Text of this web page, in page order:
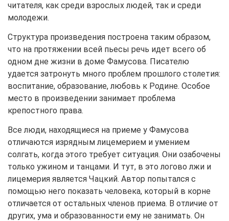
читателя, как среди взрослых людей, так и среди
молодежи.
Структура произведения построена таким образом,
что на протяжении всей пьесы речь идет всего об
одном дне жизни в доме Фамусова. Писателю
удается затронуть много проблем прошлого столетия:
воспитание, образование, любовь к Родине. Особое
место в произведении занимает проблема
крепостного права.
Все люди, находящиеся на приеме у Фамусова
отличаются изрядным лицемерием и умением
солгать, когда этого требует ситуация. Они озабочены
только ужином и танцами. И тут, в это логово лжи и
лицемерия является Чацкий. Автор попытался с
помощью него показать человека, который в корне
отличается от остальных членов приема. В отличие от
других, ума и образованности ему не занимать. Он